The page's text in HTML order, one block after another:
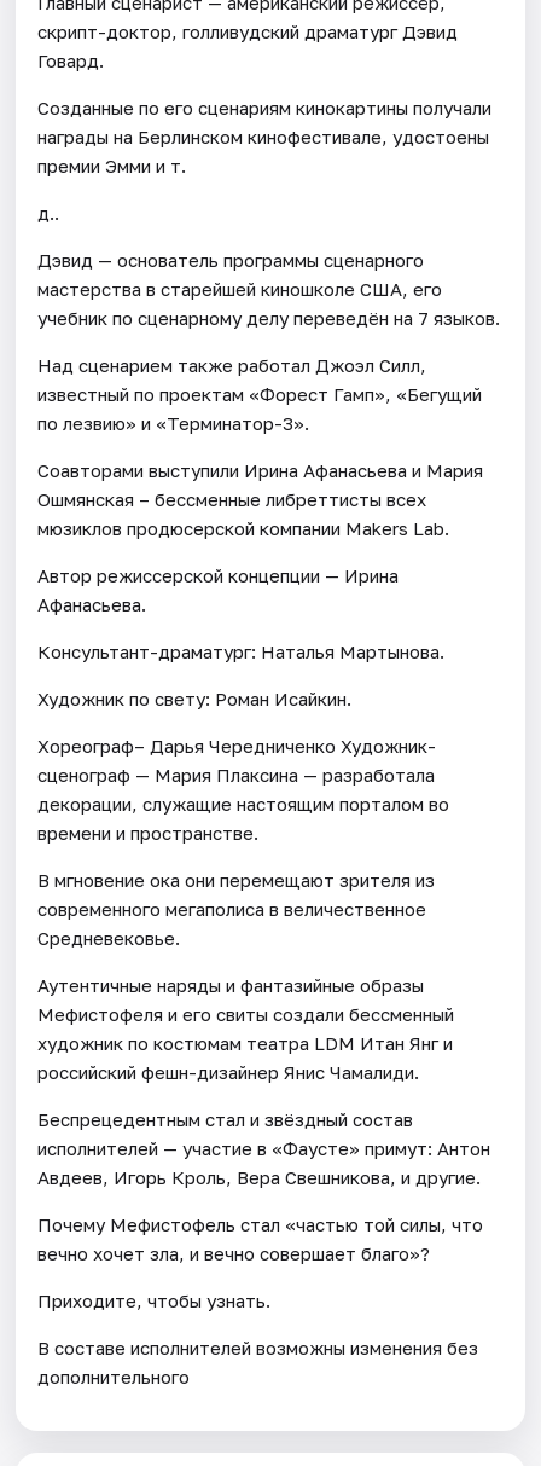
скрипт-доктор, голливудский драматург Дэвид
Говард.
Созданные по его сценариям кинокартины получали
награды на Берлинском кинофестивале, удостоены
премии Эмми и т.
д..
Дэвид — основатель программы сценарного
мастерства в старейшей киношколе США, его
учебник по сценарному делу переведён на 7 языков.
Над сценарием также работал Джоэл Силл,
известный по проектам «Форест Гамп», «Бегущий
по лезвию» и «Терминатор-3».
Соавторами выступили Ирина Афанасьева и Мария
Ошмянская – бессменные либреттисты всех
мюзиклов продюсерской компании Makers Lab.
Автор режиссерской концепции — Ирина
Афанасьева.
Консультант-драматург: Наталья Мартынова.
Художник по свету: Роман Исайкин.
Хореограф– Дарья Чередниченко Художник-
сценограф — Мария Плаксина — разработала
декорации, служащие настоящим порталом во
времени и пространстве.
В мгновение ока они перемещают зрителя из
современного мегаполиса в величественное
Средневековье.
Аутентичные наряды и фантазийные образы
Мефистофеля и его свиты создали бессменный
художник по костюмам театра LDM Итан Янг и
российский фешн-дизайнер Янис Чамалиди.
Беспрецедентным стал и звёздный состав
исполнителей — участие в «Фаусте» примут: Антон
Авдеев, Игорь Кроль, Вера Свешникова, и другие.
Почему Мефистофель стал «частью той силы, что
вечно хочет зла, и вечно совершает благо»?
Приходите, чтобы узнать.
В составе исполнителей возможны изменения без
дополнительного